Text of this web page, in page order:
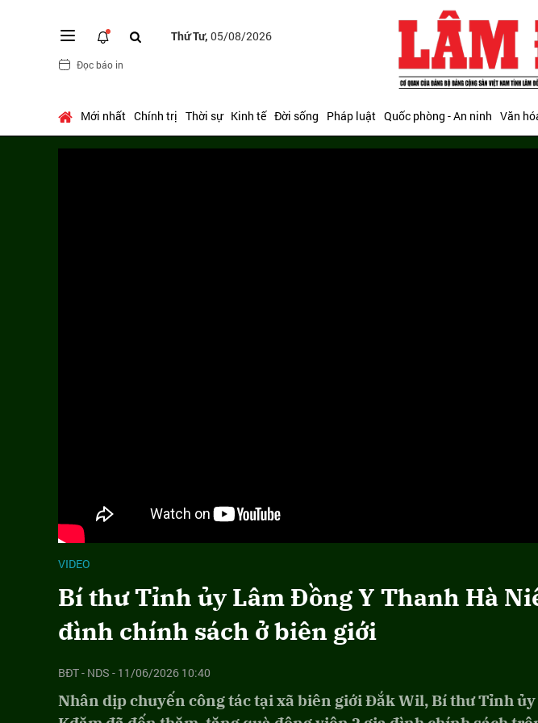
Thứ Tư, 05/08/2026
Đọc báo in
Mới nhất Chính trị Thời sự Kinh tế Đời sống Pháp luật Quốc phòng - An ninh Văn
VIDEO
Bí thư Tỉnh ủy Lâm Đồng Y Thanh Hà
đình chính sách ở biên giới
BĐT - NDS - 11/06/2026 10:40
Nhân dịp chuyến công tác tại xã biên giới Đắk Wil, Bí thư Tỉnh